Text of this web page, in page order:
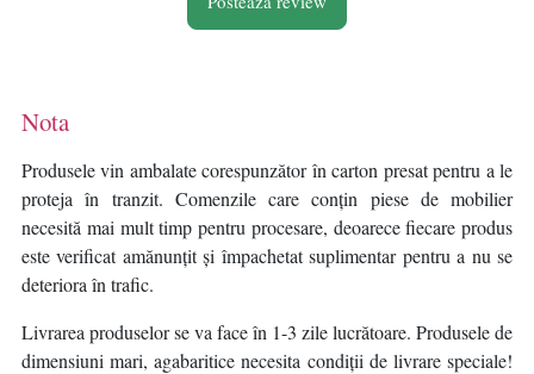
Nota
Produsele vin ambalate corespunzător în carton presat pentru a le
proteja în tranzit. Comenzile care conțin piese de mobilier
necesită mai mult timp pentru procesare, deoarece fiecare produs
este verificat amănunțit și împachetat suplimentar pentru a nu se
deteriora în trafic.
Livrarea produselor se va face în 1-3 zile lucrătoare. Produsele de
dimensiuni mari, agabaritice necesita condiții de livrare speciale!